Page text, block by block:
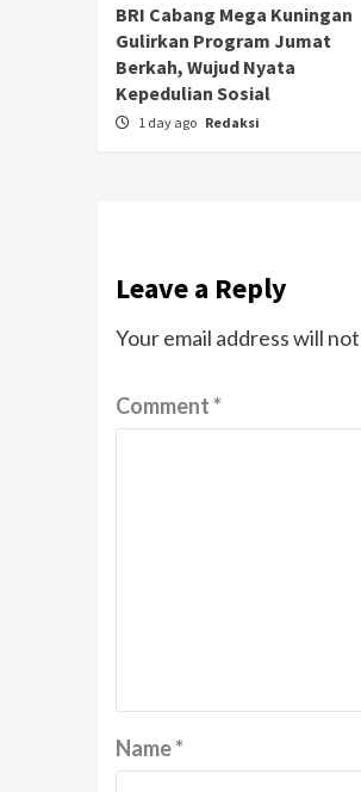
BRI Cabang Mega Kuningan
Gulirkan Program Jumat
Berkah, Wujud Nyata
Kepedulian Sosial
1 day ago Redaksi
Leave a Reply
Your email address will
Comment*
Name*